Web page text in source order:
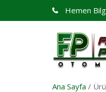
Hemen
Ana Sayfa /